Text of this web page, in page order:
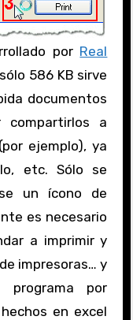
por Real
586 KB sirve
documentos
compartirlos a
ejemplo), ya
etc. Sólo se
un ícono de
es necesario
a imprimir y
impresoras… y
programa por
en excel